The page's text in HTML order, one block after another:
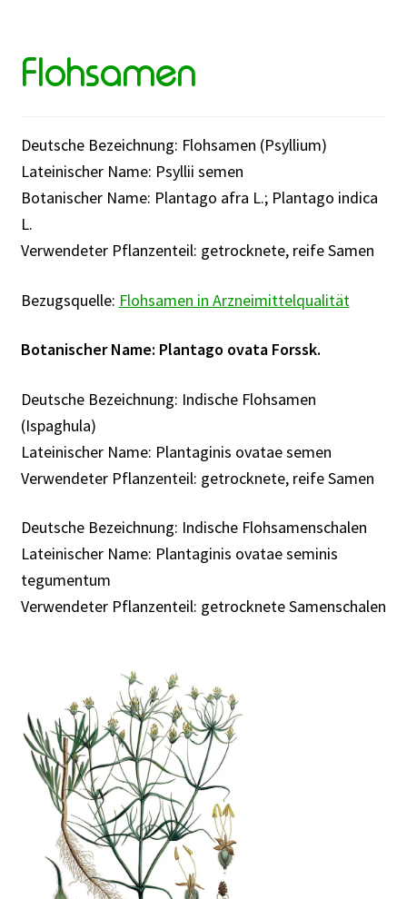
Flohsamen
Deutsche Bezeichnung: Flohsamen (Psyllium)
Lateinischer Name: Psyllii semen
Botanischer Name: Plantago afra L.; Plantago indica
L.
Verwendeter Pflanzenteil: getrocknete, reife Samen
Bezugsquelle: Flohsamen in Arzneimittelqualität
Botanischer Name: Plantago ovata Forssk.
Deutsche Bezeichnung: Indische Flohsamen
(Ispaghula)
Lateinischer Name: Plantaginis ovatae semen
Verwendeter Pflanzenteil: getrocknete, reife Samen
Deutsche Bezeichnung: Indische Flohsamenschalen
Lateinischer Name: Plantaginis ovatae seminis
tegumentum
Verwendeter Pflanzenteil: getrocknete Samenschalen